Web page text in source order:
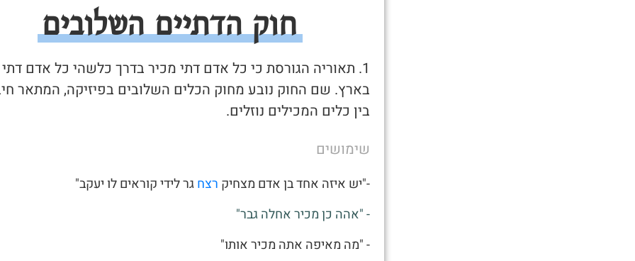
חוק הדתיים השלובים
1. תאוריה הגורסת כי כל אדם דתי מכיר בדרך כלשהי כל אדם
בארץ. שם החוק נובע מחוק הכלים השלובים בפיזיקה, המתאר
בין כלים המכילים נוזלים.
שימושים
-"יש איזה אחד בן אדם מצחיק רצחגר לידי קוראים לו יעקב"
- "אהה כן מכיר אחלה גבר"
- "מה מאיפה אתה מכיר אותו"